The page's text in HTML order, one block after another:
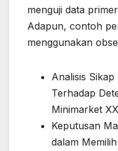
menguji data
Adapun, contoh
menggunakan
Analisis
Terhadap
Minimarket
Keputusan
dalam